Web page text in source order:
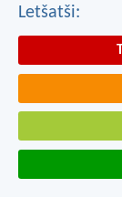
Letšatši: